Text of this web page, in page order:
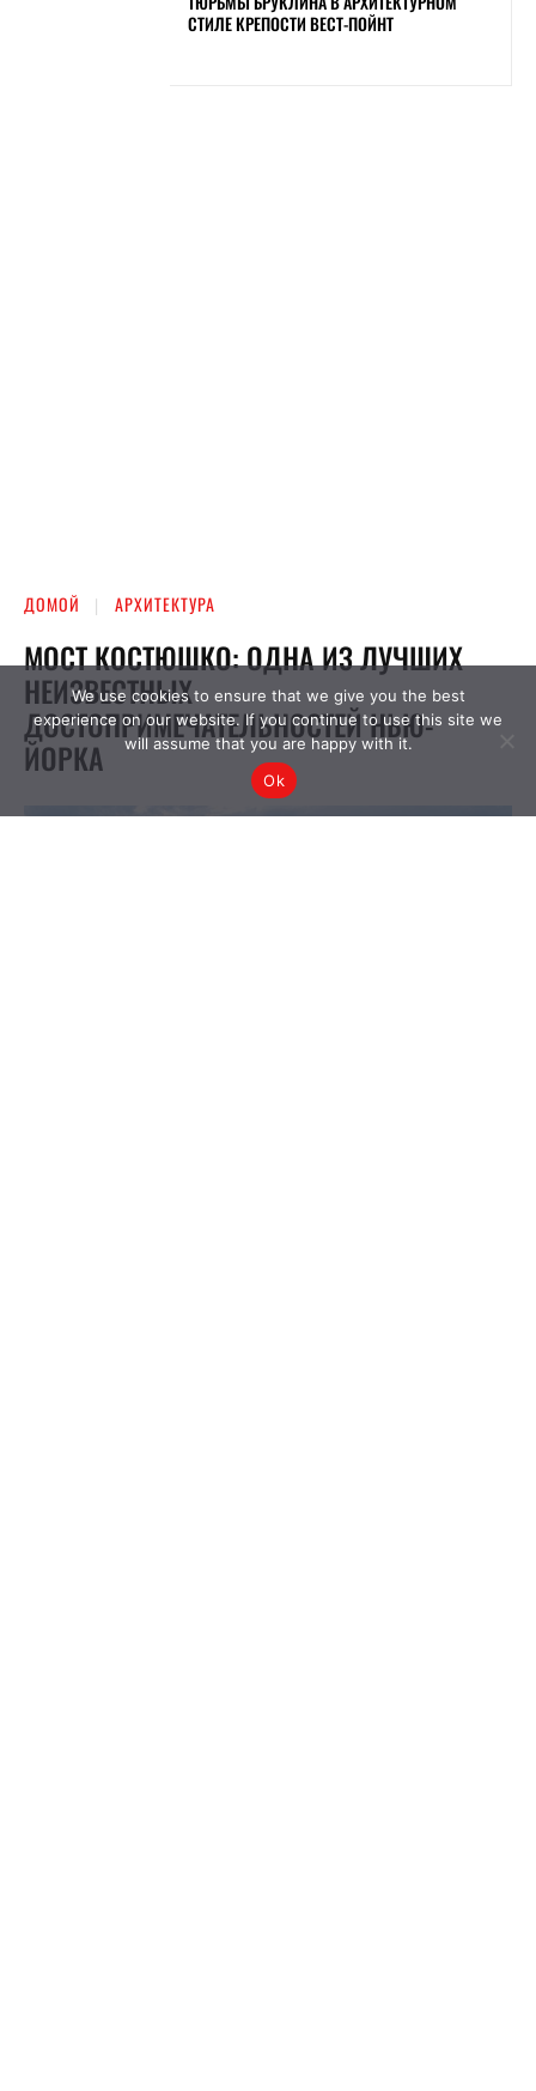
СТИЛЕ КРЕПОСТИ ВЕСТ-ПОЙНТ
We use cookies to ensure that we give you the best
experience on our website. If you continue to use this site we
will assume that you are happy with it.
Ok